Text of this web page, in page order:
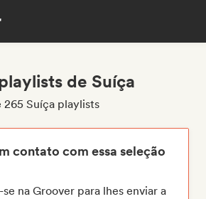
de Suíça
265 Suíça playlists
contato com essa seleção
na Groover para lhes enviar a